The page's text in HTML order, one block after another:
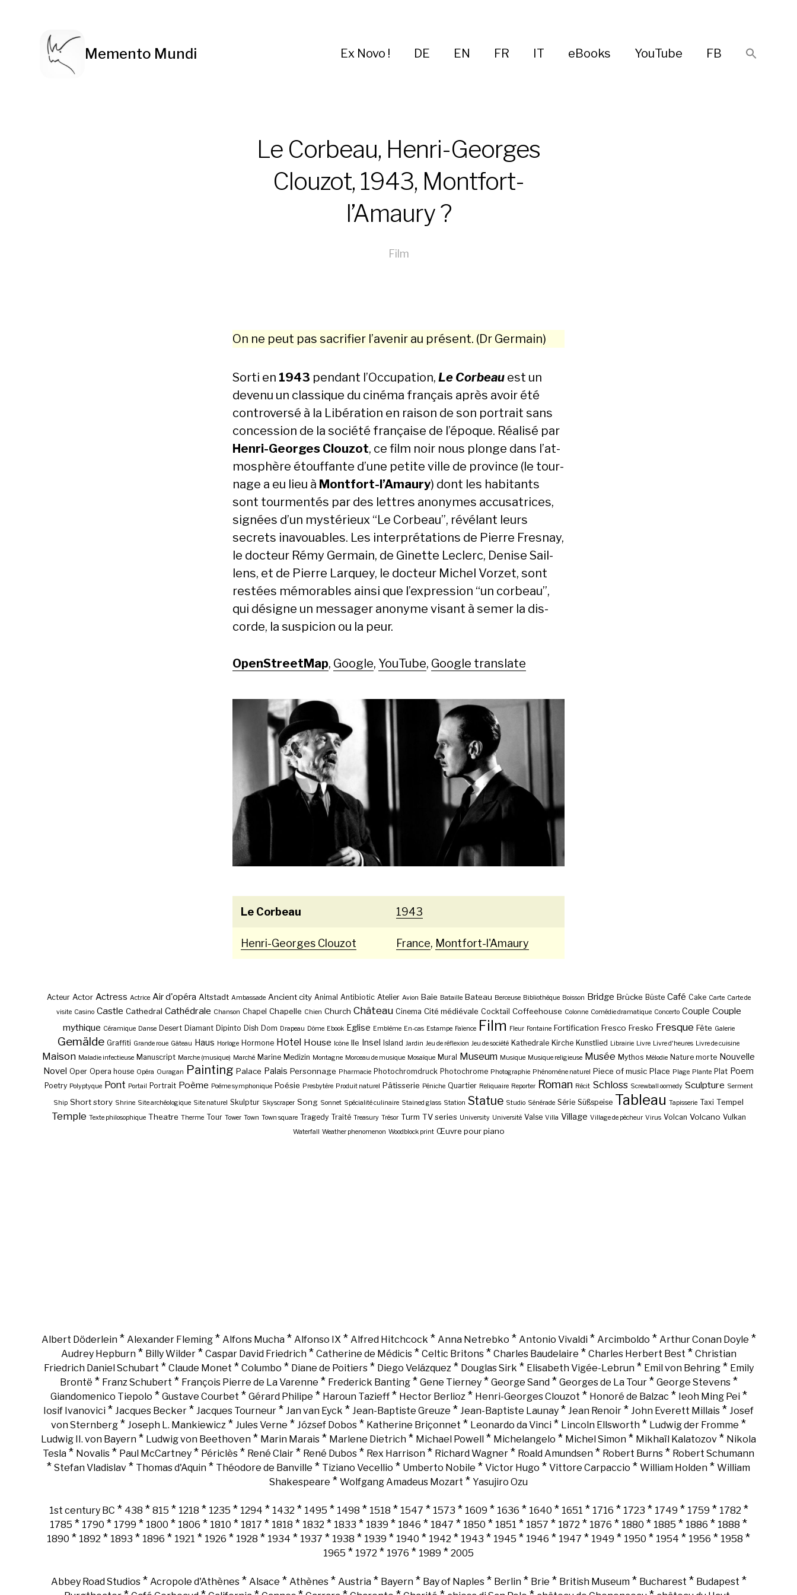
Memento Mundi Ex Novo ! DE EN FR IT eBooks YouTube FB
Le Corbeau, Henri-Georges
Clouzot, 1943, Montfort-
l’Amaury ?
Film
On ne peut pas sac­ri­fi­er l’avenir au présent. (Dr Ger­main)
Sor­ti en 1943 pen­dant l’Oc­cu­pa­tion, Le Cor­beau est un
devenu un clas­sique du ciné­ma français après avoir été
con­tro­ver­sé à la Libéra­tion en rai­son de son por­trait sans
con­ces­sion de la société française de l’époque. Réal­isé par
Hen­ri-Georges Clouzot, ce film noir nous plonge dans l’at­
mo­sphère étouf­fante d’une petite ville de province (le tour­
nage a eu lieu à Mont­fort-l’A­mau­ry) dont les habi­tants
sont tour­men­tés par des let­tres anonymes accusatri­ces,
signées d’un mys­térieux “Le Cor­beau”, révélant leurs
secrets inavouables. Les inter­pré­ta­tions de Pierre Fres­nay,
le doc­teur Rémy Ger­main, de Ginette Leclerc, Denise Sail­
lens, et de Pierre Lar­quey, le doc­teur Michel Vorzet, sont
restées mémorables ain­si que l’ex­pres­sion “un cor­beau”,
qui désigne un mes­sager anonyme visant à semer la dis­
corde, la sus­pi­cion ou la peur.
OpenStreetMap, Google, YouTube, Google translate
Le Corbeau 1943
Henri-Georges Clouzot France, Montfort-l'Amaury
Acteur Actor Actress Actrice Air d'opéra Altstadt Ambassade Ancient city Animal Antibiotic Atelier Avion Baie Bataille Bateau Berceuse Bibliothèque Boisson Bridge Brücke Büste Café Cake Carte Carte de
visite Casino Castle Cathedral Cathédrale Chanson Chapel Chapelle Chien Church Château Cinema Cité médiévale Cocktail Coffeehouse Colonne Comédie dramatique Concerto Couple Couple
mythique Céramique Danse Desert Diamant Dipinto Dish Dom Drapeau Dôme Ebook Eglise Emblème En-cas Estampe Faïence Film Fleur Fontaine Fortification Fresco Fresko Fresque Fête Galerie
Gemälde Graffiti Grande roue Gâteau Haus Horloge Hormone Hotel House Icône Ile Insel Island Jardin Jeu de réflexion Jeu de société Kathedrale Kirche Kunstlied Librairie Livre Livre d'heures Livre de cuisine
Maison Maladie infectieuse Manuscript Marche (musique) Marché Marine Medizin Montagne Morceau de musique Mosaïque Mural Museum Musique Musique religieuse Musée Mythos Mélodie Nature morte Nouvelle
Novel Oper Opera house Opéra Ouragan Painting Palace Palais Personnage Pharmacie Photochromdruck Photochrome Photographie Phénomène naturel Piece of music Place Plage Plante Plat Poem
Poetry Polyptyque Pont Portail Portrait Poème Poème symphonique Poésie Presbytère Produit naturel Pâtisserie Péniche Quartier Reliquaire Reporter Roman Récit Schloss Screwball oomedy Sculpture Serment
Ship Short story Shrine Site archéologique Site naturel Skulptur Skyscraper Song Sonnet Spécialité culinaire Stained glass Station Statue Studio Sénérade Série Süßspeise Tableau Tapisserie Taxi Tempel
Temple Texte philosophique Theatre Therme Tour Tower Town Town square Tragedy Traité Treasury Trésor Turm TV series University Université Valse Villa Village Village de pêcheur Virus Volcan Volcano Vulkan
Waterfall Weather phenomenon Woodblock print Œuvre pour piano
Albert Döderlein* Alexander Fleming* Alfons Mucha* Alfonso IX * Alfred Hitchcock * Anna Netrebko * Antonio Vivaldi* Arcimboldo * Arthur Conan Doyle *
Audrey Hepburn* Billy Wilder* Caspar David Friedrich* Catherine de Médicis* Celtic Britons* Charles Baudelaire * Charles Herbert Best * Christian
Friedrich Daniel Schubart * Claude Monet * Columbo * Diane de Poitiers* Diego Velázquez * Douglas Sirk * Elisabeth Vigée-Lebrun* Emil von Behring* Emily
Brontë * Franz Schubert * François Pierre de La Varenne * Frederick Banting* Gene Tierney* George Sand* Georges de La Tour* George Stevens*
Giandomenico Tiepolo * Gustave Courbet * Gérard Philipe * Haroun Tazieff* Hector Berlioz * Henri-Georges Clouzot * Honoré de Balzac * Ieoh Ming Pei*
Iosif Ivanovici * Jacques Becker * Jacques Tourneur * Jan van Eyck * Jean-Baptiste Greuze * Jean-Baptiste Launay * Jean Renoir * John Everett Millais * Josef
von Sternberg * Joseph L. Mankiewicz * Jules Verne * József Dobos * Katherine Briçonnet * Leonardo da Vinci * Lincoln Ellsworth * Ludwig der Fromme *
Ludwig II. von Bayern * Ludwig von Beethoven * Marin Marais * Marlene Dietrich * Michael Powell * Michelangelo * Michel Simon * Mikhaïl Kalatozov * Nikola
Tesla * Novalis * Paul McCartney * Périclès * René Clair * René Dubos * Rex Harrison * Richard Wagner * Roald Amundsen * Robert Burns * Robert Schumann
* Stefan Vladislav * Thomas d'Aquin * Théodore de Banville * Tiziano Vecellio * Umberto Nobile * Victor Hugo * Vittore Carpaccio * William Holden * William
Shakespeare * Wolfgang Amadeus Mozart * Yasujiro Ozu
1st century BC * 438 * 815 * 1218 * 1235 * 1294 * 1432 * 1495 * 1498 * 1518 * 1547 * 1573 * 1609 * 1636 * 1640 * 1651 * 1716 * 1723 * 1749 * 1759 * 1782 *
1785 * 1790 * 1799 * 1800 * 1806 * 1810 * 1817 * 1818 * 1832 * 1833 * 1839 * 1846 * 1847 * 1850 * 1851 * 1857 * 1872 * 1876 * 1880 * 1885 * 1886 * 1888 *
1890 * 1892 * 1893 * 1896 * 1921 * 1926 * 1928 * 1934 * 1937 * 1938 * 1939 * 1940 * 1942 * 1943 * 1945 * 1946 * 1947 * 1949 * 1950 * 1954 * 1956 * 1958 *
1965 * 1972 * 1976 * 1989 * 2005
Abbey Road Studios* Acropole d'Athènes* Alsace * Athènes* Austria* Bayern* Bay of Naples* Berlin* Brie * British Museum* Bucharest * Budapest *